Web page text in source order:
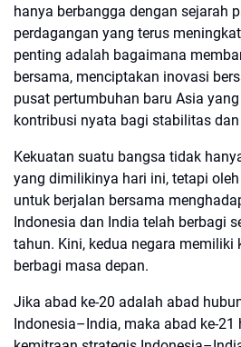
hanya berbangga dengan sejarah
perdagangan yang terus
penting adalah bagaimana
bersama, menciptakan inovasi
pusat pertumbuhan baru Asia
kontribusi nyata bagi stabilitas
Kekuatan suatu bangsa tidak
yang dimilikinya hari ini, tetapi
untuk berjalan bersama
Indonesia dan India telah berbagi
tahun. Kini, kedua negara memiliki
berbagi masa depan.
Jika abad ke-20 adalah abad
Indonesia–India, maka abad ke-